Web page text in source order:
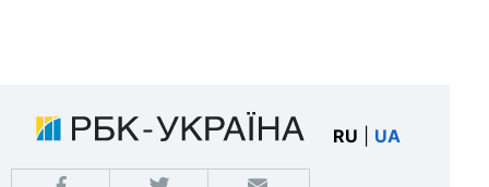
RU UA